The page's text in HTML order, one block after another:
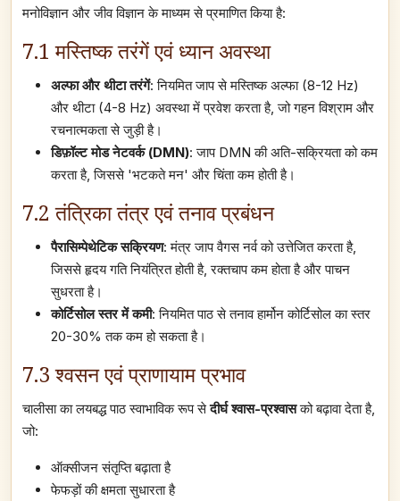
मनोविज्ञान और जीव विज्ञान के माध्यम से प्रमाणित किया है:
7.1 मस्तिष्क तरंगें एवं ध्यान अवस्था
अल्फा और थीटा तरंगें: नियमित जाप से मस्तिष्क अल्फा (8-12 Hz)
और थीटा (4-8 Hz) अवस्था में प्रवेश करता है, जो गहन विश्राम और
रचनात्मकता से जुड़ी है।
डिफ़ॉल्ट मोड नेटवर्क (DMN): जाप DMN की अति-सक्रियता को कम
करता है, जिससे 'भटकते मन' और चिंता कम होती है।
7.2 तंत्रिका तंत्र एवं तनाव प्रबंधन
पैरासिम्पेथेटिक सक्रियण: मंत्र जाप वैगस नर्व को उत्तेजित करता है,
जिससे हृदय गति नियंत्रित होती है, रक्तचाप कम होता है और पाचन
सुधरता है।
कोर्टिसोल स्तर में कमी: नियमित पाठ से तनाव हार्मोन कोर्टिसोल का स्तर
20-30% तक कम हो सकता है।
7.3 श्वसन एवं प्राणायाम प्रभाव
चालीसा का लयबद्ध पाठ स्वाभाविक रूप सेदीर्घ श्वास-प्रश्वासको बढ़ावा देता है,
जो:
ऑक्सीजन संतृप्ति बढ़ाता है
फेफड़ों की क्षमता सुधारता है